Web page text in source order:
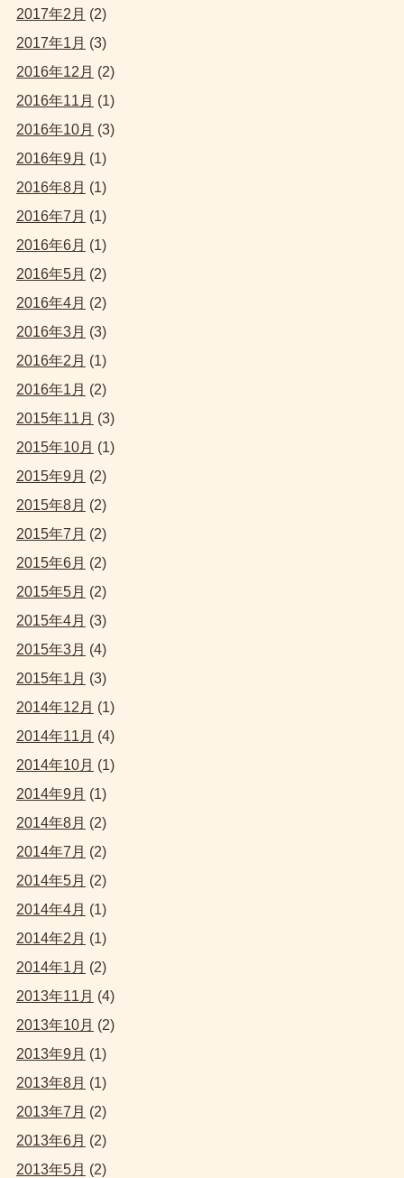
2017年2月 (2)
2017年1月 (3)
2016年12月 (2)
2016年11月 (1)
2016年10月 (3)
2016年9月 (1)
2016年8月 (1)
2016年7月 (1)
2016年6月 (1)
2016年5月 (2)
2016年4月 (2)
2016年3月 (3)
2016年2月 (1)
2016年1月 (2)
2015年11月 (3)
2015年10月 (1)
2015年9月 (2)
2015年8月 (2)
2015年7月 (2)
2015年6月 (2)
2015年5月 (2)
2015年4月 (3)
2015年3月 (4)
2015年1月 (3)
2014年12月 (1)
2014年11月 (4)
2014年10月 (1)
2014年9月 (1)
2014年8月 (2)
2014年7月 (2)
2014年5月 (2)
2014年4月 (1)
2014年2月 (1)
2014年1月 (2)
2013年11月 (4)
2013年10月 (2)
2013年9月 (1)
2013年8月 (1)
2013年7月 (2)
2013年6月 (2)
2013年5月 (2)